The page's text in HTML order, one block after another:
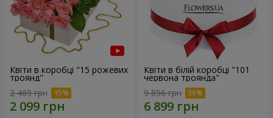
Квіти в коробці "15 рожевих
троянд"
2 469 грн
Квіти в білій коробці "101
червона троянда"
9 856 грн